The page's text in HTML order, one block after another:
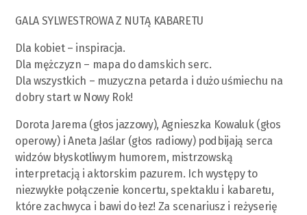
GALA SYLWESTROWA Z NUTĄ KABARETU
Dla kobiet – inspiracja.
Dla mężczyzn – mapa do damskich serc.
Dla wszystkich – muzyczna petarda i dużo uśmiechu na
dobry start w Nowy Rok!
Dorota Jarema (głos jazzowy), Agnieszka Kowaluk (głos
operowy) i Aneta Jaślar (głos radiowy) podbijają serca
widzów błyskotliwym humorem, mistrzowską
interpretacją i aktorskim pazurem. Ich występy to
niezwykłe połączenie koncertu, spektaklu i kabaretu,
które zachwyca i bawi do łez! Za scenariusz i reżyserię